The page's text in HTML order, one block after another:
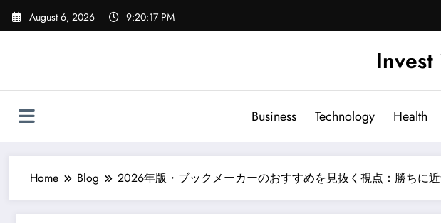
Skip
August 6, 2026 9:20:18 PM
Business Technology Health
Home Blog 2026年版・ブックメーカーのおすすめを見抜く視点：勝ちに